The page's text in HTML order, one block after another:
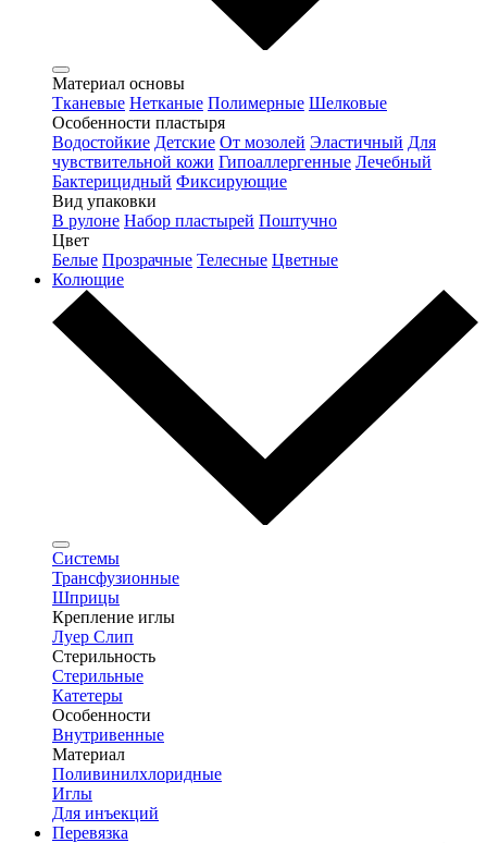
Материал основы
Тканевые Нетканые Полимерные Шелковые
Особенности пластыря
Водостойкие Детские От мозолей Эластичный Для
чувствительной кожи Гипоаллергенные Лечебный
Бактерицидный Фиксирующие
Вид упаковки
В рулоне Набор пластырей Поштучно
Цвет
Белые Прозрачные Телесные Цветные
Колющие
Системы
Трансфузионные
Шприцы
Крепление иглы
Луер Слип
Стерильность
Стерильные
Катетеры
Особенности
Внутривенные
Материал
Поливинилхлоридные
Иглы
Для инъекций
Перевязка